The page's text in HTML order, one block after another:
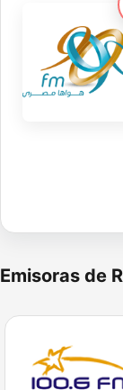
Emisoras de